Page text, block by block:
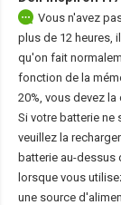
Vous n'avez
plus de 12 heures,
qu'on fait
fonction de la
20%, vous devez la
Si votre batterie ne
veuillez la
batterie au-dessus
lorsque vous
une source